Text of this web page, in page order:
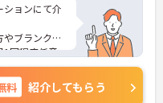
ションにて介
ブランクの
回程度任意
！
る気・頑張
ンを保ちなが
料 紹介してもらう